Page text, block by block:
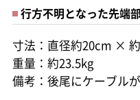
行方不明となった先端
寸法：直径約20cm ×
重量：約23.5kg
備考：後尾にケーブル